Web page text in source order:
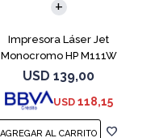
Impresora Láser Jet
Monocromo HP M111W
USD 139,00
USD 118,15